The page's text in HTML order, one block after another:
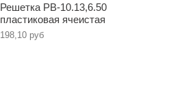
Решетка РВ-10.13,6.50
пластиковая ячеистая
198,10 руб